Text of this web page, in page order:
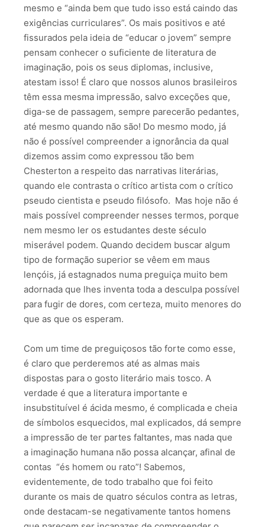
mesmo e “ainda bem que tudo isso está caindo das
exigências curriculares”. Os mais positivos e até
fissurados pela ideia de “educar o jovem” sempre
pensam conhecer o suficiente de literatura de
imaginação, pois os seus diplomas, inclusive,
atestam isso! É claro que nossos alunos brasileiros
têm essa mesma impressão, salvo exceções que,
diga-se de passagem, sempre parecerão pedantes,
até mesmo quando não são! Do mesmo modo, já
não é possível compreender a ignorância da qual
dizemos assim como expressou tão bem
Chesterton a respeito das narrativas literárias,
quando ele contrasta o crítico artista com o crítico
pseudo cientista e pseudo filósofo. Mas hoje não é
mais possível compreender nesses termos, porque
nem mesmo ler os estudantes deste século
miserável podem. Quando decidem buscar algum
tipo de formação superior se vêem em maus
lençóis, já estagnados numa preguiça muito bem
adornada que lhes inventa toda a desculpa possível
para fugir de dores, com certeza, muito menores do
que as que os esperam.
Com um time de preguiçosos tão forte como esse,
é claro que perderemos até as almas mais
dispostas para o gosto literário mais tosco. A
verdade é que a literatura importante e
insubstituível é ácida mesmo, é complicada e cheia
de símbolos esquecidos, mal explicados, dá sempre
a impressão de ter partes faltantes, mas nada que
a imaginação humana não possa alcançar, afinal de
contas “és homem ou rato”! Sabemos,
evidentemente, de todo trabalho que foi feito
durante os mais de quatro séculos contra as letras,
onde destacam-se negativamente tantos homens